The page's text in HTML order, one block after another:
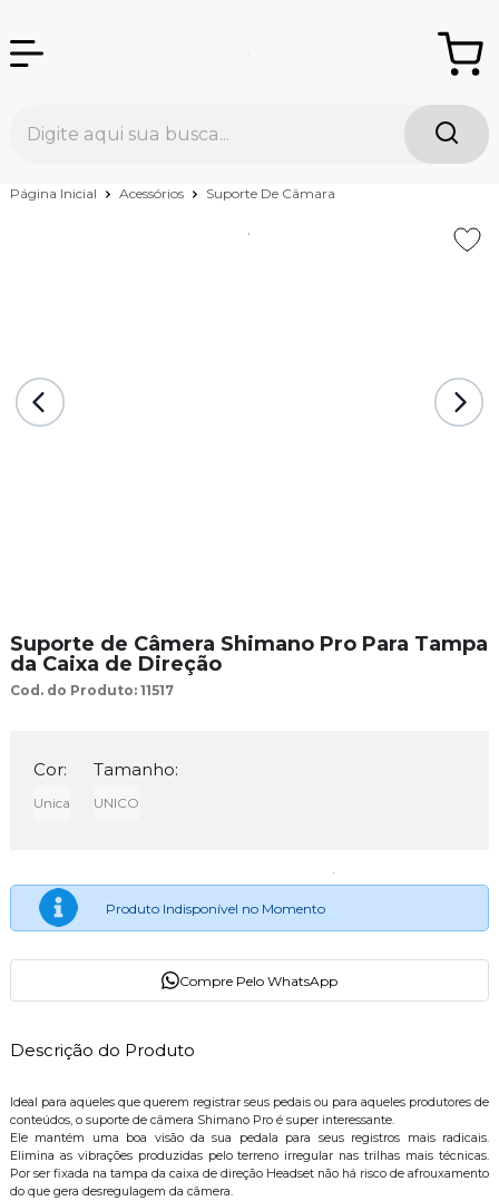
Página Inicial Acessórios Suporte De Câmara
Suporte de Câmera Shimano Pro Para Tampa
da Caixa de Direção
Cod. do Produto: 11517
Cor:
Unica
Tamanho:
UNICO
Produto Indisponível no Momento
Compre Pelo WhatsApp
Descrição do Produto
Ideal para aqueles que querem registrar seus pedais ou para aqueles produtores de
conteúdos, o suporte de câmera Shimano Pro é super interessante.
Ele mantém uma boa visão da sua pedala para seus registros mais radicais.
Elimina as vibrações produzidas pelo terreno irregular nas trilhas mais técnicas.
Por ser fixada na tampa da caixa de direção Headset não há risco de afrouxamento
do que gera desregulagem da câmera.